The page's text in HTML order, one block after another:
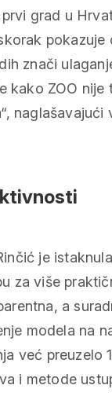
prvi grad u
znači
kako ZOO nije
je
za više
a
modela na
već preuzelo
i metode